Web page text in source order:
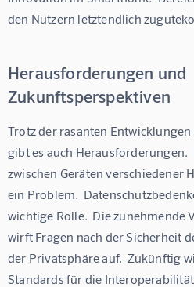
den Nutzern letztendlich
Herausforderungen und
Zukunftsperspektiven
Trotz der rasanten
gibt es auch Herausforderungen.
zwischen Geräten verschiedener
ein Problem.
wichtige Rolle.  Die zunehmende
wirft Fragen nach der Sicherheit
der Privatsphäre auf.  Zukünftig
Standards für die